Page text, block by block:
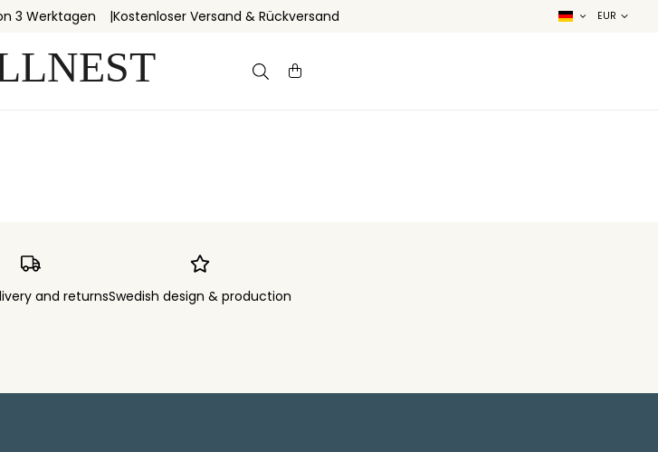
3 Werktagen Kostenloser Versand & Rückversand
and returnsSwedish design & production